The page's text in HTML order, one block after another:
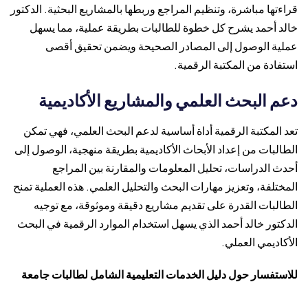
قراءتها مباشرة، وتنظيم المراجع وربطها بالمشاريع البحثية. الدكتور
خالد أحمد يشرح كل خطوة للطالبات بطريقة عملية، مما يسهل
عملية الوصول إلى المصادر الصحيحة ويضمن تحقيق أقصى
استفادة من المكتبة الرقمية.
دعم البحث العلمي والمشاريع الأكاديمية
تعد المكتبة الرقمية أداة أساسية لدعم البحث العلمي، فهي تمكن
الطالبات من إعداد الأبحاث الأكاديمية بطريقة منهجية، الوصول إلى
أحدث الدراسات، تحليل المعلومات والمقارنة بين المراجع
المختلفة، وتعزيز مهارات البحث والتحليل العلمي. هذه العملية تمنح
الطالبات القدرة على تقديم مشاريع دقيقة وموثوقة، مع توجيه
الدكتور خالد أحمد الذي يسهل استخدام الموارد الرقمية في البحث
الأكاديمي العملي.
للاستفسار حول دليل الخدمات التعليمية الشامل لطالبات جامعة